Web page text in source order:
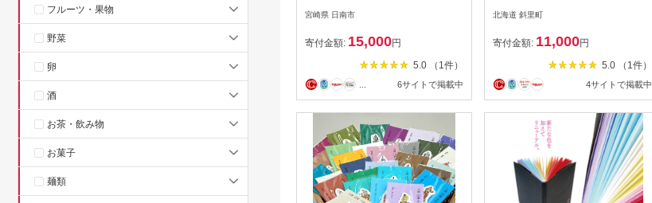
フルーツ・果物
野菜
卵
酒
お茶・飲み物
お菓子
麺類
ニーモシネ 2種類セット A5
帳 ビジネス スケジュール
帳 日用品 学校 進学 事務用
品 お絵描き 勉強 便利 スケ
ッチ イラスト 議事録 記録
人気 おすすめ ロングセラ
ー 宮崎県 日南市 送料無料
宮崎県 日南市
寄付金額: 15,000円
5.0 （1件）
6サイトで掲載中
【配送不可地域：離島・沖
北海道 斜里町
寄付金額: 11,000円
5.0 （1件）
4サイトで掲載中